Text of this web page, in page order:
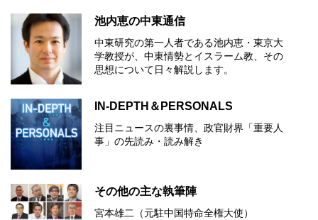
池内恵の中東通信
中東研究の第⼀⼈者である池内恵・東京⼤
学教授が、中東情勢とイスラーム教、その
思想について⽇々解説します。
IN-DEPTH＆PERSONALS
注目ニュースの裏事情、政官財界「重要人
事」の先読み・読み解き
その他の主な執筆陣
宮本雄二（元駐中国特命全権大使）